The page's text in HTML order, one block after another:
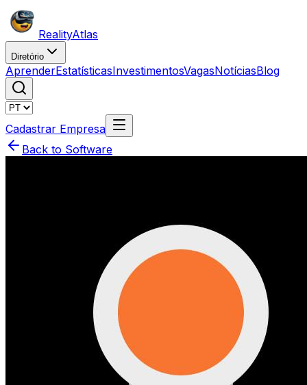
RealityAtlas
Diretório
AprenderEstatísticasInvestimentosVagasNotíciasBlog
Cadastrar Empresa
Back to Software